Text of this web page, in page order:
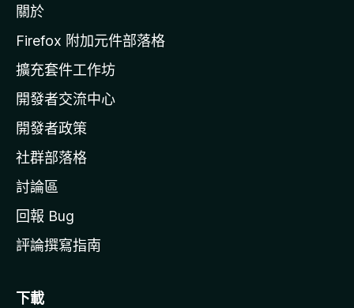
i
l
a
官
網
關於
Firefox 附加元件部落格
擴充套件工作坊
開發者交流中心
開發者政策
社群部落格
討論區
回報 Bug
評論撰寫指南
下載